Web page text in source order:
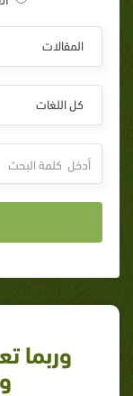
المقالات
كل اللغات
وربما